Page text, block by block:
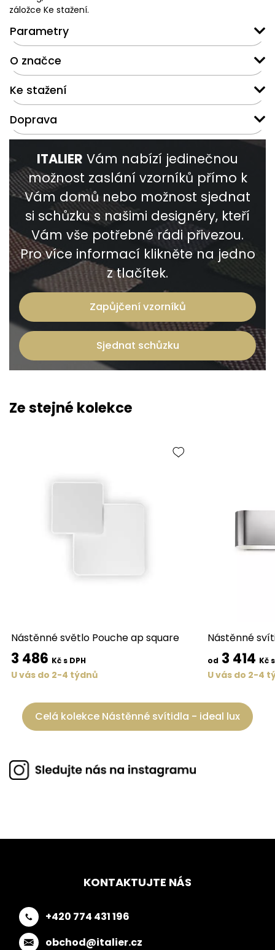
záložce Ke stažení.
Parametry
O značce
Ke stažení
Doprava
ITALIER Vám nabízí jedinečnou
možnost zaslání vzorníků přímo k
Vám domů nebo možnost sjednat
si schůzku s našimi designéry, kteří
Vám vše potřebné rádi přivezou.
Pro více informací klikněte na jedno
z tlačítek.
Zapůjčení vzorníků
Sjednat schůzku
Ze stejné kolekce
Nástěnné světlo Pouche ap square
3 486 Kč s DPH
U vás do 2-4 týdnů
Nástěnné
od 3 414 Kč
U vás do 2-4
Celá kolekce Nástěnné svítidla - ideal lux
KONTAKTUJTE NÁS
+420 774 431 196
obchod@italier.cz